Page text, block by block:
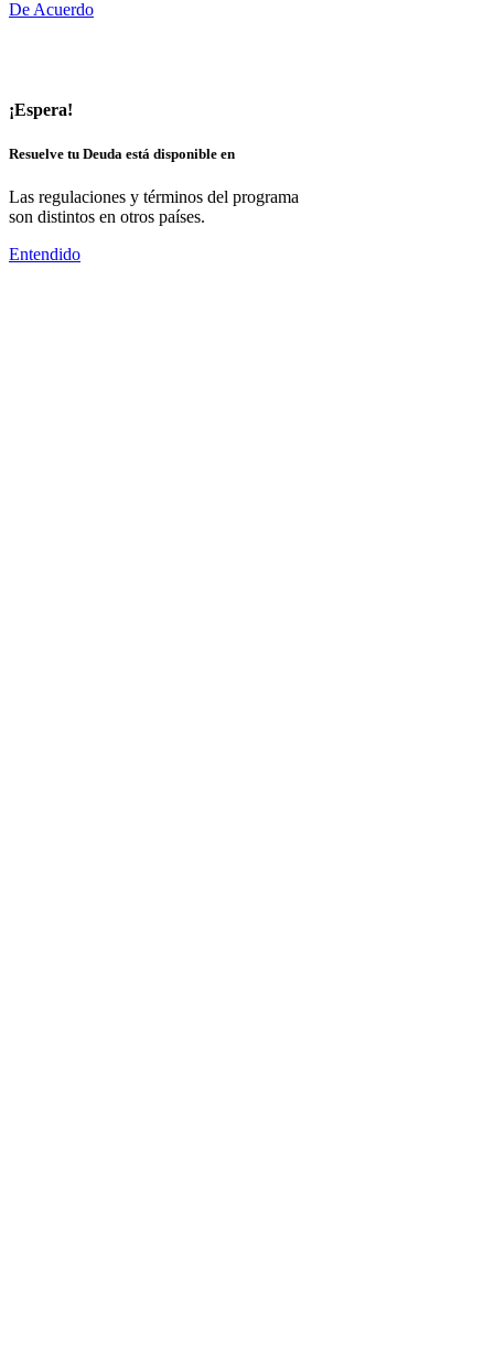
De Acuerdo
¡Espera!
Resuelve tu Deuda está disponible en
Las regulaciones y términos del programa
son distintos en otros países.
Entendido